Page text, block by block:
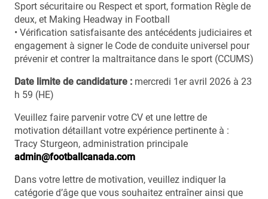
Sport sécuritaire ou Respect et sport, formation Règle de
deux, et Making Headway in Football
• Vérification satisfaisante des antécédents judiciaires et
engagement à signer le Code de conduite universel pour
prévenir et contrer la maltraitance dans le sport (CCUMS)
Date limite de candidature : mercredi 1er avril 2026 à 23
h 59 (HE)
Veuillez faire parvenir votre CV et une lettre de
motivation détaillant votre expérience pertinente à :
Tracy Sturgeon, administration principale
admin@footballcanada.com
Dans votre lettre de motivation, veuillez indiquer la
catégorie d’âge que vous souhaitez entraîner ainsi que